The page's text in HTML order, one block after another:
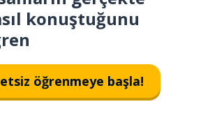
konuştuğunu
öğrenmeye başla!